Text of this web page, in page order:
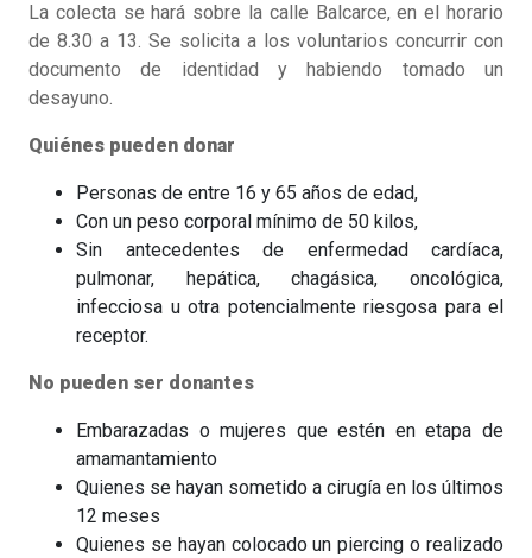
La colecta se hará sobre la calle Balcarce, en el horario
de 8.30 a 13. Se solicita a los voluntarios concurrir con
documento de identidad y habiendo tomado un
desayuno.
Quiénes pueden donar
Personas de entre 16 y 65 años de edad,
Con un peso corporal mínimo de 50 kilos,
Sin antecedentes de enfermedad cardíaca,
pulmonar, hepática, chagásica, oncológica,
infecciosa u otra potencialmente riesgosa para el
receptor.
No pueden ser donantes
Embarazadas o mujeres que estén en etapa de
amamantamiento
Quienes se hayan sometido a cirugía en los últimos
12 meses
Quienes se hayan colocado un piercing o realizado